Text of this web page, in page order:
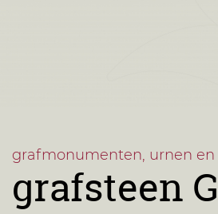
grafmonumenten, urnen
grafsteen